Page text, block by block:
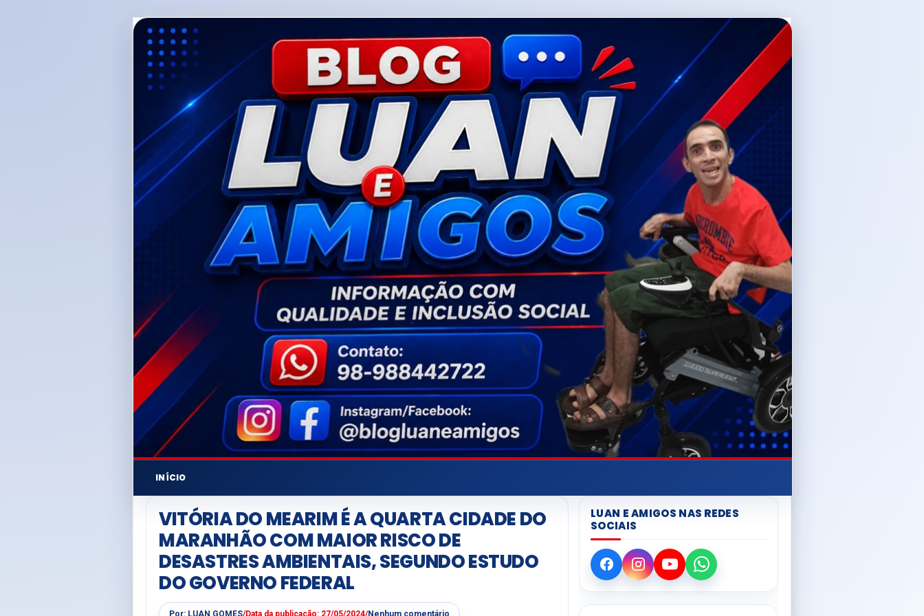
INÍCIO
VITÓRIA DO MEARIM É A QUARTA CIDADE DO
MARANHÃO COM MAIOR RISCO DE
DESASTRES AMBIENTAIS, SEGUNDO ESTUDO
DO GOVERNO FEDERAL
Por: LUAN GOMES/Data da publicação: 27/05/2024/Nenhum comentário
LUAN E AMIGOS NAS REDES
SOCIAIS